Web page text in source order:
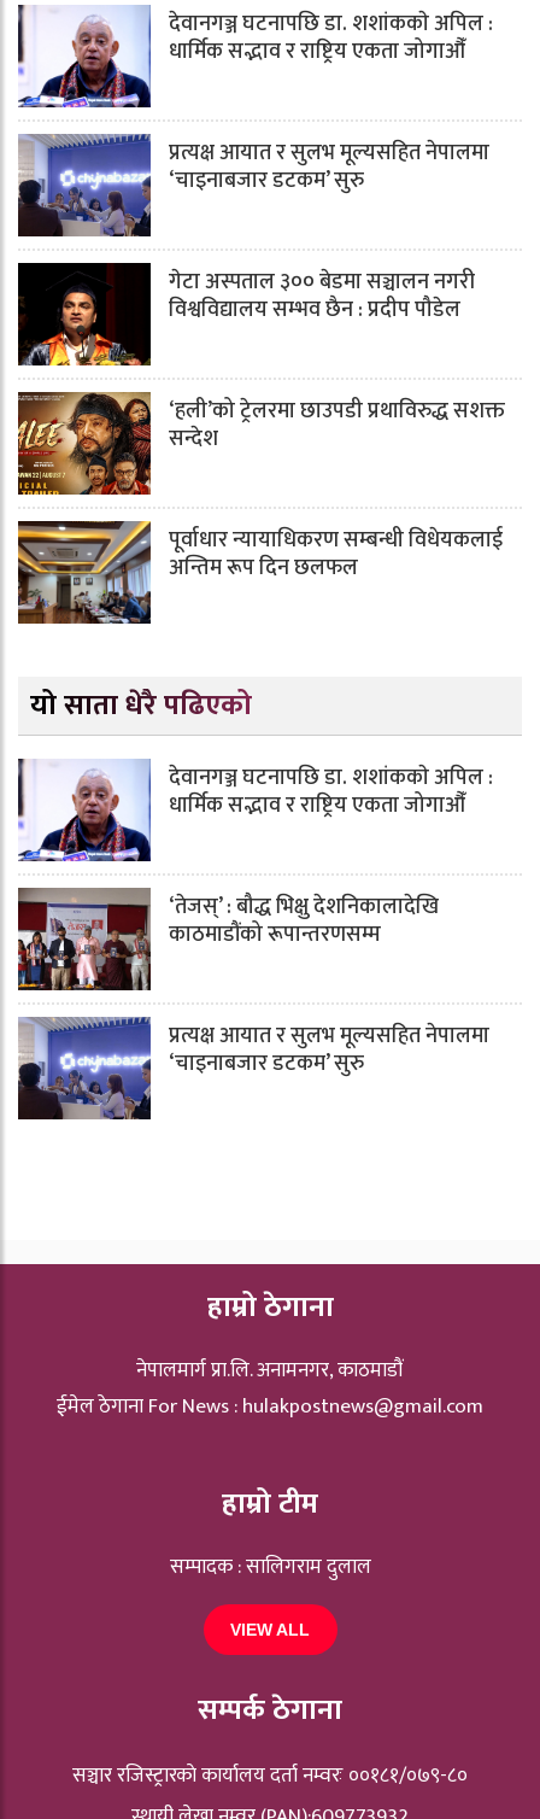
देवानगञ्ज घटनापछि डा. शशांककाे अपिल :
धार्मिक सद्भाव र राष्ट्रिय एकता जोगाऔँ
प्रत्यक्ष आयात र सुलभ मूल्यसहित नेपालमा
‘चाइनाबजार डटकम’ सुरु
गेटा अस्पताल ३०० बेडमा सञ्चालन नगरी
विश्वविद्यालय सम्भव छैन : प्रदीप पौडेल
‘हली’को ट्रेलरमा छाउपडी प्रथाविरुद्ध सशक्त
सन्देश
पूर्वाधार न्यायाधिकरण सम्बन्धी विधेयकलाई
अन्तिम रूप दिन छलफल
यो साता धेरै पढिएको
देवानगञ्ज घटनापछि डा. शशांककाे अपिल :
धार्मिक सद्भाव र राष्ट्रिय एकता जोगाऔँ
‘तेजस्’ : बौद्ध भिक्षु देशनिकालादेखि
काठमाडौंको रूपान्तरणसम्म
प्रत्यक्ष आयात र सुलभ मूल्यसहित नेपालमा
‘चाइनाबजार डटकम’ सुरु
हाम्रो ठेगाना
नेपालमार्ग प्रा.लि. अनामनगर, काठमाडौं
ईमेल ठेगाना For News :hulakpostnews@gmail.com
हाम्रो टीम
सम्पादक : सालिगराम दुलाल
VIEW ALL
सम्पर्क ठेगाना
सञ्चार रजिस्ट्रारकाे कार्यालय दर्ता नम्वरः ००१८१/०७९-८०